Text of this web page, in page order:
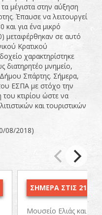
μέγιστα στην αύξηση
Έπαυσε να λειτουργεί
και για ένα μικρό
μεταφέρθηκαν σε αυτό
Κρατικού
χαρακτηρίστηκε
διατηρητέο μνημείο,
Σπάρτης. Σήμερα,
ΕΣΠΑ με στόχο την
του κτιρίου ώστε να
και τουριστικών
08/2018)
ΣΗΜΕΡΑ ΣΤΙΣ 21:00
Μουσείο Ελιάς και